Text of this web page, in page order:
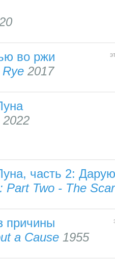
во ржи
2017
2022
часть 2:
Part Two - The
причины
a Cause 1955